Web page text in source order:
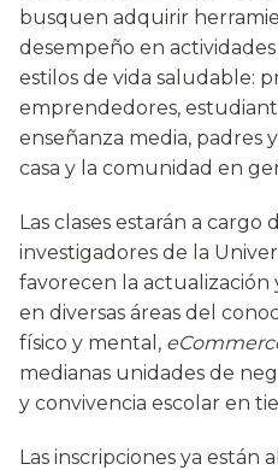
busquen adquirir
desempeño en
estilos de vida saludable:
emprendedores,
enseñanza media, padres
casa y la comunidad en
Las clases estarán a cargo
investigadores de la
favorecen la
en diversas áreas del
físico y mental,
medianas unidades de
y convivencia escolar en
Las inscripciones ya están